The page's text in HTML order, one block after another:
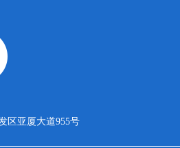
区亚厦大道955号